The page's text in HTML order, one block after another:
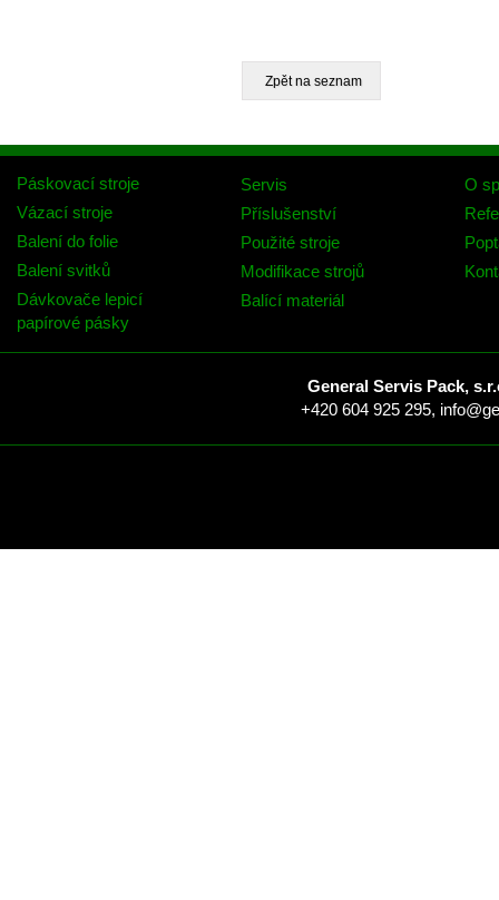
Páskovací stroje
Vázací stroje
Balení do folie
Balení svitků
Dávkovače lepicí
papírové pásky
Servis
Příslušenství
Použité stroje
Modifikace strojů
Balící materiál
O
General Servis Pack,
+420 604 925 295,